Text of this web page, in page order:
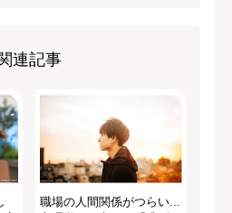
連記事
職場の人間関係がつらい...